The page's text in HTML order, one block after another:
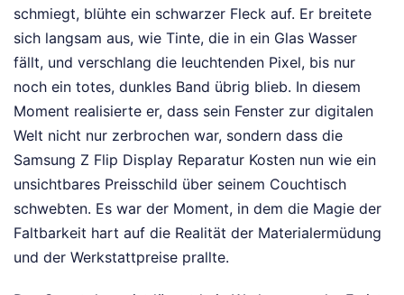
schmiegt, blühte ein schwarzer Fleck auf. Er breitete
sich langsam aus, wie Tinte, die in ein Glas Wasser
fällt, und verschlang die leuchtenden Pixel, bis nur
noch ein totes, dunkles Band übrig blieb. In diesem
Moment realisierte er, dass sein Fenster zur digitalen
Welt nicht nur zerbrochen war, sondern dass die
Samsung Z Flip Display Reparatur Kosten nun wie ein
unsichtbares Preisschild über seinem Couchtisch
schwebten. Es war der Moment, in dem die Magie der
Faltbarkeit hart auf die Realität der Materialermüdung
und der Werkstattpreise prallte.